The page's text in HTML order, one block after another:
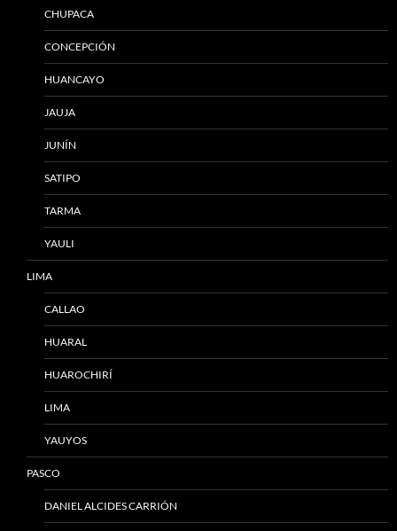
CHUPACA
CONCEPCIÓN
HUANCAYO
JAUJA
JUNÍN
SATIPO
TARMA
YAULI
LIMA
CALLAO
HUARAL
HUAROCHIRÍ
LIMA
YAUYOS
PASCO
DANIEL ALCIDES CARRIÓN